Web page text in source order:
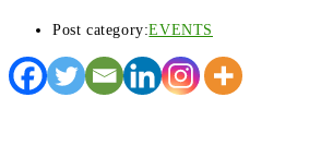
Post category:EVENTS